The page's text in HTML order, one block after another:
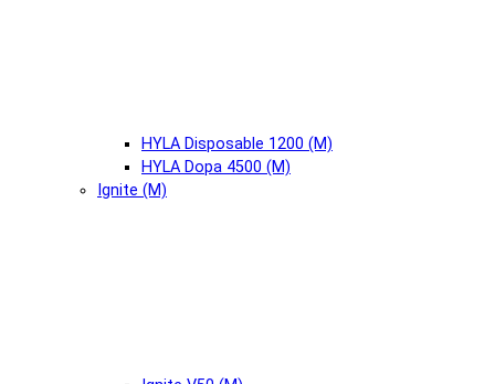
HYLA Disposable 1200 (М)
HYLA Dopa 4500 (М)
Ignite (М)